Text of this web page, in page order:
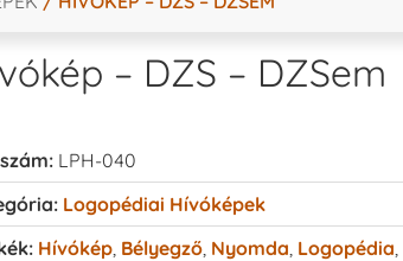
– DZS – DZSem
LPH-040
Logopédiai Hívóképek
Hívókép, Bélyegző, Nyomda Logopédia